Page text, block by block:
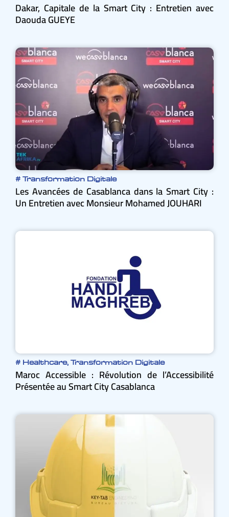
Dakar, Capitale de la Smart City : Entretien avec
Daouda GUEYE
# Transformation Digitale
Les Avancées de Casablanca dans la Smart City :
Un Entretien avec Monsieur Mohamed JOUHARI
# Healthcare, Transformation Digitale
Maroc Accessible : Révolution de l’Accessibilité
Présentée au Smart City Casablanca